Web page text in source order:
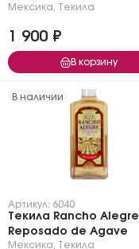
Мексика Текила
1 900 ₽
В корзину
В наличии
Артикул: 6040
Текила Rancho Alegre
Reposado de Agave
Мексика Текила